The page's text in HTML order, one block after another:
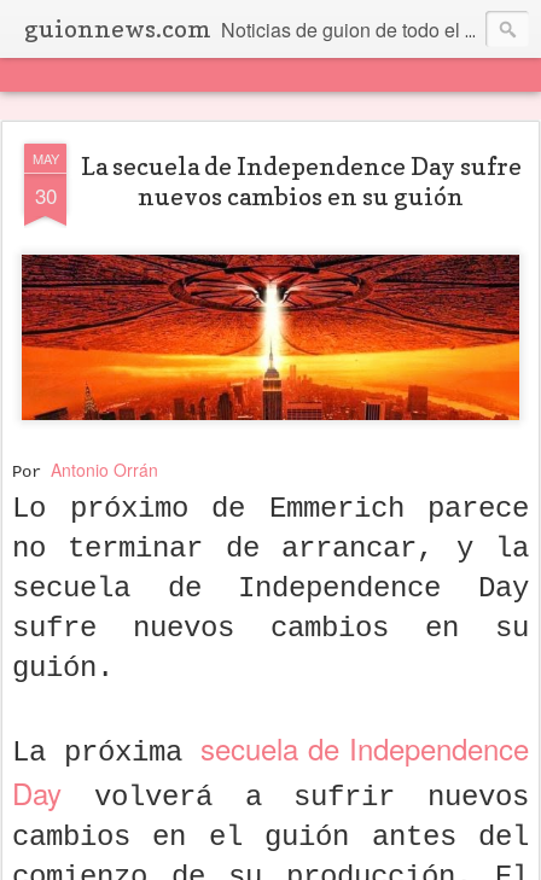
guionnews.com Noticias de guion de todo el mundo... Y más.
MAY
30
La secuela de Independence Day sufre
nuevos cambios en su guión
Por Antonio Orrán
Lo próximo de Emmerich parece
no terminar de arrancar, y la
secuela de Independence Day
sufre nuevos cambios en su
guión.
La próxima secuela de Independence
Day volverá a sufrir nuevos
cambios en el guión antes del